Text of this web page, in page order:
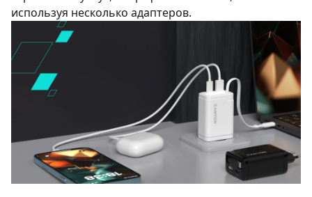
используя несколько адаптеров.